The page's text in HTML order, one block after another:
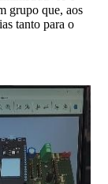
grupo que, aos
tanto para o